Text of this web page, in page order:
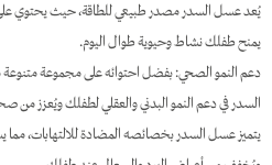
يُعد عسل السدر مصدر طبيعي للطاقة، حيث يحتوي
يمنح طفلك نشاط وحيوية طوال اليوم.​
دعم النمو الصحي: بفضل احتوائه على مجموعة
السدر في دعم النمو البدني والعقلي لطفلك ويُعزز من
يتميز عسل السدر بخصائصه المضادة للالتهابات، مما